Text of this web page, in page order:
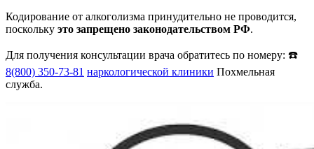
Кодирование от алкоголизма принудительно не проводится,
поскольку это запрещено законодательством РФ.
Для получения консультации врача обратитесь по номеру: ☎️
8(800) 350-73-81 наркологической клиники Похмельная
служба.